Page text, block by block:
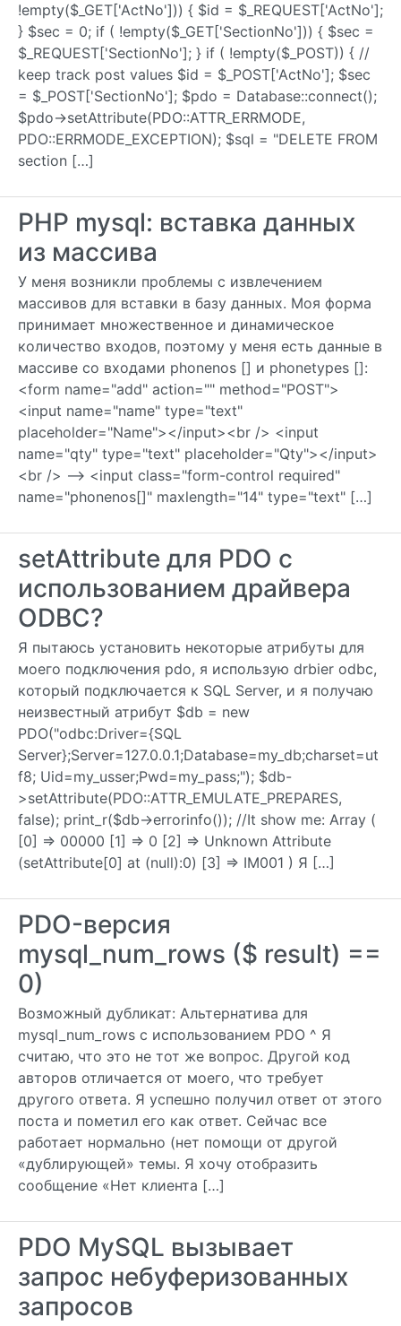
!empty($_GET['ActNo'])) { $id = $_REQUEST['ActNo'];
} $sec = 0; if ( !empty($_GET['SectionNo'])) { $sec =
$_REQUEST['SectionNo']; } if ( !empty($_POST)) { //
keep track post values $id = $_POST['ActNo']; $sec
= $_POST['SectionNo']; $pdo = Database::connect();
$pdo->setAttribute(PDO::ATTR_ERRMODE,
PDO::ERRMODE_EXCEPTION); $sql = "DELETE FROM
section […]
PHP mysql: вставка данных
из массива
У меня возникли проблемы с извлечением
массивов для вставки в базу данных. Моя форма
принимает множественное и динамическое
количество входов, поэтому у меня есть данные в
массиве со входами phonenos [] и phonetypes []:
<form name="add" action="" method="POST">
<input name="name" type="text"
placeholder="Name"></input><br /> <input
name="qty" type="text" placeholder="Qty"></input>
<br /> –> <input class="form-control required"
name="phonenos[]" maxlength="14" type="text" […]
setAttribute для PDO с
использованием драйвера
ODBC?
Я пытаюсь установить некоторые атрибуты для
моего подключения pdo, я использую drbier odbc,
который подключается к SQL Server, и я получаю
неизвестный атрибут $db = new
PDO("odbc:Driver={SQL
Server};Server=127.0.0.1;Database=my_db;charset=ut
f8; Uid=my_usser;Pwd=my_pass;"); $db-
>setAttribute(PDO::ATTR_EMULATE_PREPARES,
false); print_r($db->errorinfo()); //It show me: Array (
[0] => 00000 [1] => 0 [2] => Unknown Attribute
(setAttribute[0] at (null):0) [3] => IM001 ) Я […]
PDO-версия
mysql_num_rows ($ result) ==
0)
Возможный дубликат: Альтернатива для
mysql_num_rows с использованием PDO ^ Я
считаю, что это не тот же вопрос. Другой код
авторов отличается от моего, что требует
другого ответа. Я успешно получил ответ от этого
поста и пометил его как ответ. Сейчас все
работает нормально (нет помощи от другой
«дублирующей» темы. Я хочу отобразить
сообщение «Нет клиента […]
PDO MySQL вызывает
запрос небуферизованных
запросов